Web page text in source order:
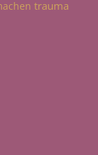
trauma